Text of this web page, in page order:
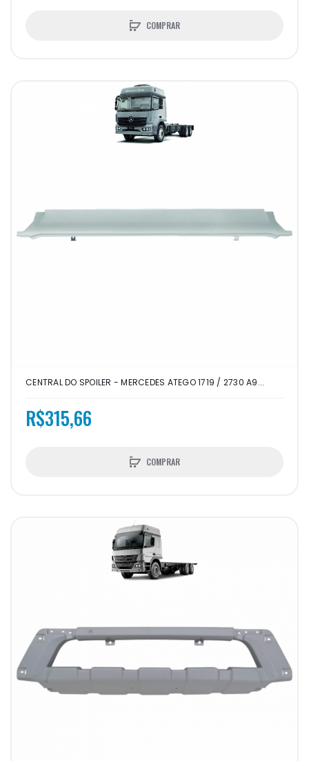
COMPRAR
CENTRAL DO SPOILER - MERCEDES ATEGO 1719 / 2730 A9...
R$315,66
COMPRAR